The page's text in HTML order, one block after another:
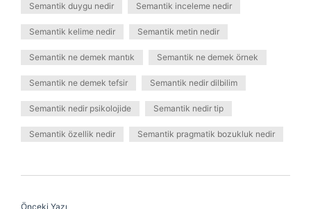
Semantik duygu nedir Semantik inceleme nedir
Semantik kelime nedir Semantik metin nedir
Semantik ne demek mantık Semantik ne demek örnek
Semantik ne demek tefsir Semantik nedir dilbilim
Semantik nedir psikolojide Semantik nedir tip
Semantik özellik nedir Semantik pragmatik bozukluk nedir
Önceki Yazı